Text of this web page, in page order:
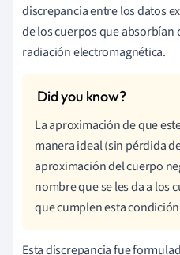
discrepancia entre los datos
de los cuerpos que absorbían
radiación electromagnética.
La aproximación de que
manera ideal (sin pérdida
aproximación del cuerpo
nombre que se les da a los
que cumplen esta
Esta discrepancia fue